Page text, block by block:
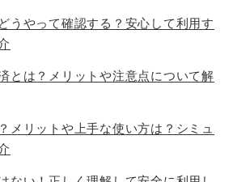
うやって確認する？安心して利用す
とは？メリットや注意点について解
メリットや上手な使い方は？シミュ